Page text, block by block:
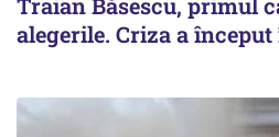
alegerile. Criza a început